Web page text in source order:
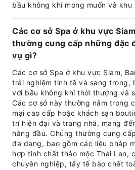
bầu không khí mong muốn và
Các cơ sở Spa ở khu vực
thường cung cấp những đặc
vụ gì?
Các cơ sở Spa ở khu vực Siam,
trải nghiệm tinh tế và sang trọng,
với bầu không khí thời thượng và
Các cơ sở này thường nằm trong
mại cao cấp hoặc khách sạn
trí hiện đại và trang nhã, mang
hàng đầu. Chúng thường cung
đa dạng, bao gồm các liệu pháp
hợp tinh chất thảo mộc Thái Lan,
chuyên nghiệp, tẩy tế bào chết